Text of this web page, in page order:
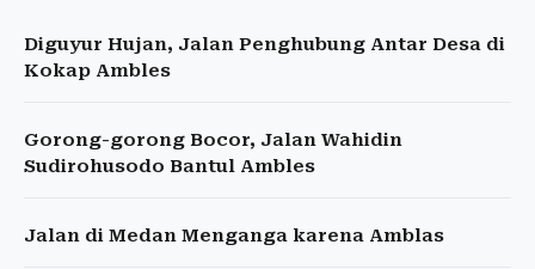
Diguyur Hujan, Jalan Penghubung Antar Desa di
Kokap Ambles
Gorong-gorong Bocor, Jalan Wahidin
Sudirohusodo Bantul Ambles
Jalan di Medan Menganga karena Amblas